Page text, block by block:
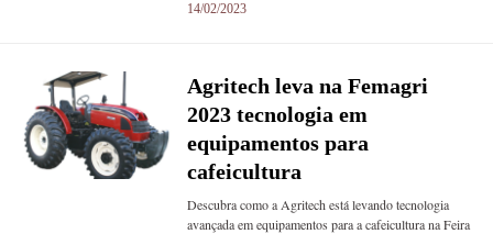
14/02/2023
Agritech leva na Femagri
2023 tecnologia em
equipamentos para
cafeicultura
Descubra como a Agritech está levando tecnologia
avançada em equipamentos para a cafeicultura na Feira